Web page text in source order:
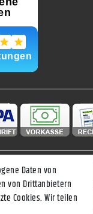
Vertrag widerrufen
Daten von
von Drittanbietern
Cookies. Wir teilen